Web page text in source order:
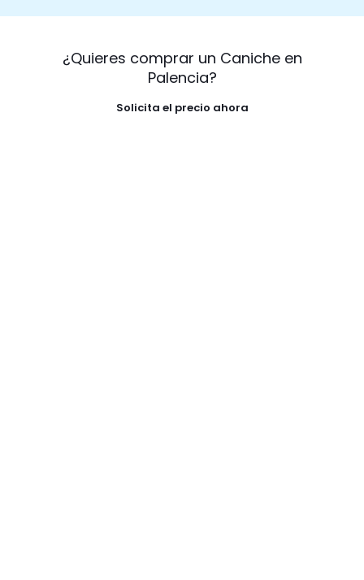
¿Quieres comprar un Caniche en
Palencia?
Solicita el precio ahora